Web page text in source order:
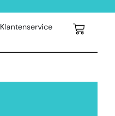
Klantenservice